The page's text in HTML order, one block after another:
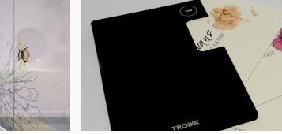
CARTOES_DE_VISITA MELHORES_MAKES